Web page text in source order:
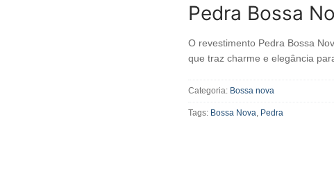
Pedra Bossa
O revestimento Pedra Bossa
que traz charme e elegância
Categoria: Bossa nova
Tags: Bossa Nova Pedra